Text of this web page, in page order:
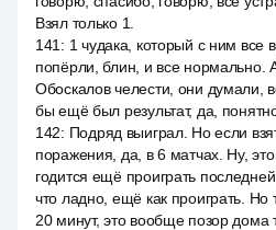
Взял только 1.
141 : 1 чудака, который с ним все
попёрли, блин, и все нормально.
Обоскалов челести, они думали,
бы ещё был результат, да,
142: Подряд выиграл. Но если
поражения, да, в 6 матчах. Ну,
годится ещё проиграть
что ладно, ещё как проиграть. Но
20 минут, это вообще позор дома